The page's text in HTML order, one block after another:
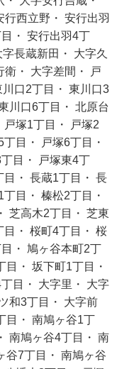
西立野・ 安行出羽
・ 安行出羽4丁
長蔵新田・ 大字久
衛・ 大字差間・ 戸
口2丁目・ 東川口3
川口6丁目・ 北原台
戸塚1丁目・ 戸塚2
目・ 戸塚6丁目・
目・ 戸塚東4丁
目・ 長蔵1丁目・ 長
目・ 榛松2丁目・
芝高木2丁目・ 芝東
・ 桜町4丁目・ 桜
・ 鳩ヶ谷本町2丁
目・ 坂下町1丁目・
目・ 大字里・ 大字
和3丁目・ 大字前
目・ 南鳩ヶ谷1丁
南鳩ヶ谷4丁目・ 南
谷7丁目・ 南鳩ヶ谷